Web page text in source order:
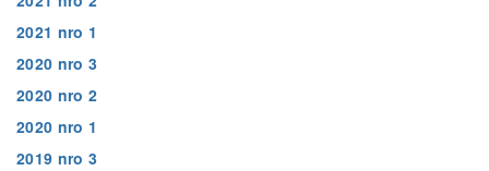
2021 nro 1
2020 nro 3
2020 nro 2
2020 nro 1
2019 nro 3